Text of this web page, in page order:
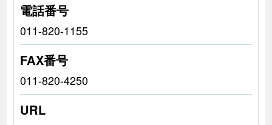
電話番号
011-820-1155
FAX番号
011-820-4250
URL